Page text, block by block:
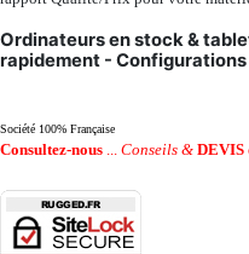
Ordinateurs en stock &
rapidement -
Société 100% Française
Consultez-nous ... Conseils & DEVIS